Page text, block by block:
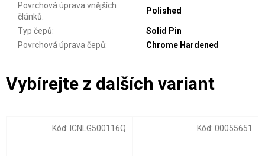
Povrchová úprava vnějších
článků:
Polished
Typ čepů:
Solid Pin
Povrchová úprava čepů: Chrome Hardened
Kód: ICNLG500116Q Kód: 00055651